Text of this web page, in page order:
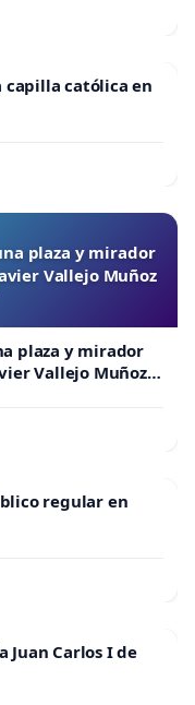
capilla católica en
plaza y mirador
Vallejo Muñoz
plaza y mirador
Vallejo Muñoz
regular en
Juan Carlos I de